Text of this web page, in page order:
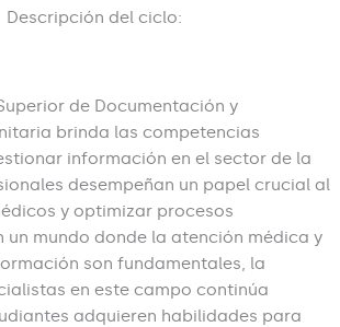
Descripción del ciclo:
de Documentación y
brinda las competencias
información en el sector de la
desempeñan un papel crucial al
y optimizar procesos
un mundo donde la atención médica y
son fundamentales, la
en este campo continúa
adquieren habilidades para